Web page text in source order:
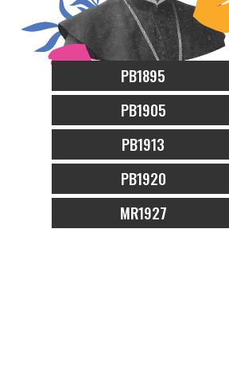
PB1895
PB1905
PB1913
PB1920
MR1927